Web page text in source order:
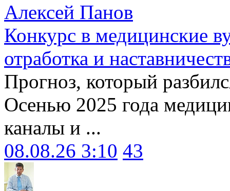
Алексей Панов
Конкурс в медицинские
отработка и
Прогноз, который
Осенью 2025 года
каналы и ...
08.08.26 3:10 43